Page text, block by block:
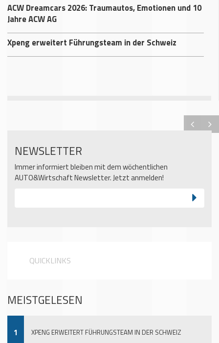
ACW Dreamcars 2026: Traumautos, Emotionen und 10
Jahre ACW AG
Xpeng erweitert Führungsteam in der Schweiz
NEWSLETTER
Immer informiert bleiben mit dem wöchentlichen
AUTO&Wirtschaft Newsletter. Jetzt anmelden!
QUICKLINKS
MEISTGELESEN
1 XPENG ERWEITERT FÜHRUNGSTEAM IN DER SCHWEIZ